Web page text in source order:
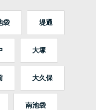
袋 堤通
大塚
大久保
南池袋